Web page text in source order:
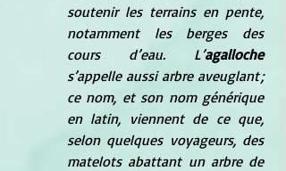
soutenir les terrains en pente,
notamment les berges des
cours d’eau. L’agalloche
s’appelle aussi arbre aveuglant ;
ce nom, et son nom générique
en latin, viennent de ce que,
selon quelques voyageurs, des
matelots abattant un arbre de